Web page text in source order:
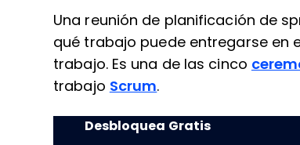
Una reunión de planificación de
qué trabajo puede entregarse en
trabajo. Es una de las cinco
trabajo Scrum.
Desbloquea Gratis